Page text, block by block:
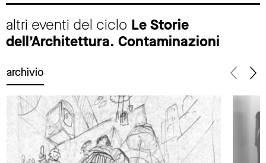
altri eventi del ciclo Le Storie
dell’Architettura. Contaminazioni
archivio